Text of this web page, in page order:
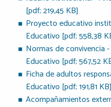
[pdf; 219,45 KB]
Proyecto educativo
Educativo [pdf; 558,38
Normas de convivencia
Educativo [pdf; 567,52
Ficha de adultos
Educativo [pdf; 191,81 KB]
Acompañamientos